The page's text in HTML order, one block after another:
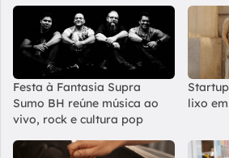
Festa à Fantasia Supra
Sumo BH reúne música ao
vivo, rock e cultura pop
lixo